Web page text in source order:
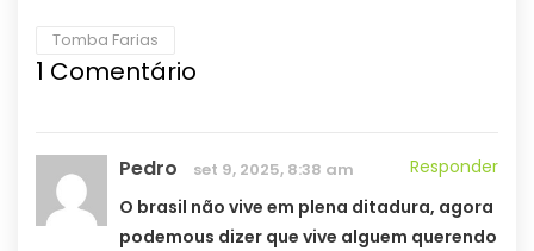
Tomba Farias
1 Comentário
Pedro set 9, 2025, 8:38 am
Responder
O brasil não vive em plena ditadura, agora
podemous dizer que vive alguem querendo